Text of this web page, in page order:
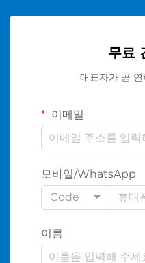
무료
대표자가 곧
이메일
모바일/WhatsApp
Code
이름